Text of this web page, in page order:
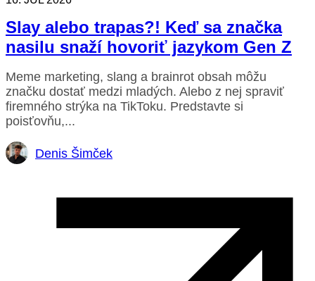
Slay alebo trapas?! Keď sa značka
nasilu snaží hovoriť jazykom Gen Z
Meme marketing, slang a brainrot obsah môžu
značku dostať medzi mladých. Alebo z nej spraviť
firemného strýka na TikToku. Predstavte si
poisťovňu,...
Denis Šimček